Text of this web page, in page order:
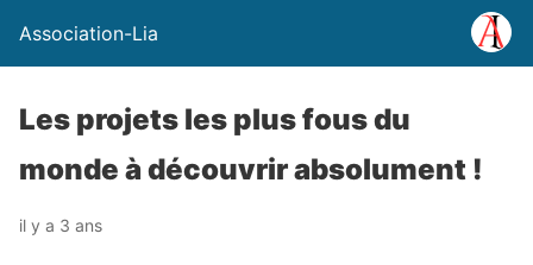
Association-Lia
Les projets les plus fous du
monde à découvrir absolument !
il y a 3 ans